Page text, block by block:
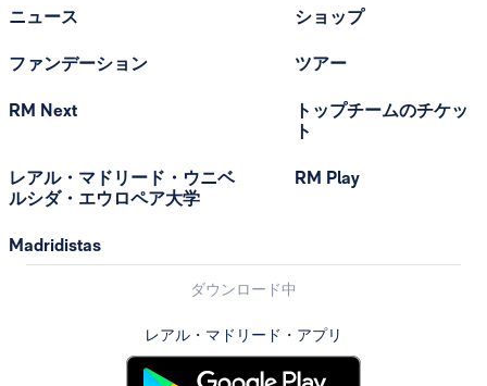
ニュース
ファンデーション
RM Next
レアル・マドリード・ウニベ
ルシダ・エウロペア大学
Madridistas
ショップ
ツアー
トップチームのチケッ
ト
RM Play
ダウンロード中
レアル・マドリード・アプリ